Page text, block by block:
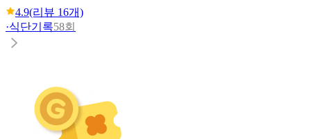
4.9(리뷰 16개)
·식단기록58회